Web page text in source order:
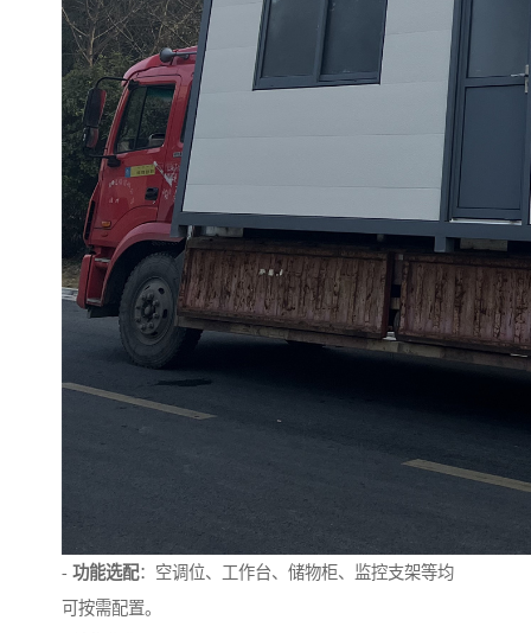
- 功能选配：空调位、工作台、储物柜、监控支架等均
可按需配置。